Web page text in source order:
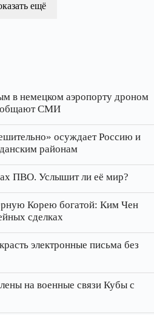
ещё
в немецком аэропорту дроном
СМИ
осуждает Россию и
районам
ПВО. Услышит ли её мир?
Корею богатой: Ким Чен
сделках
электронные письма без
на военные связи Кубы с